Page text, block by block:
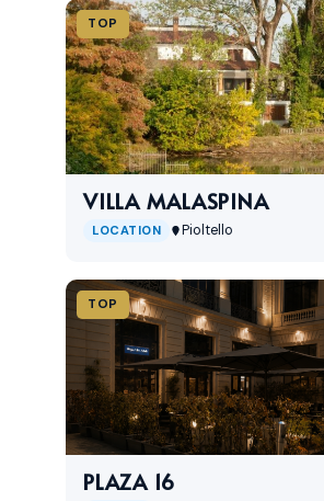
TOP
VILLA MALASPINA
LOCATION Pioltello
TOP
PLAZA 16